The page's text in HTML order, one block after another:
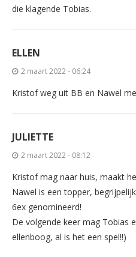
die klagende Tobias.
ELLEN
2 maart 2022 - 06:24
Kristof weg uit BB en Nawel
JULIETTE
2 maart 2022 - 08:12
Kristof mag naar huis, maakt
Nawel is een topper,
6ex genomineerd!
De volgende keer mag Tobias
ellenboog, al is het een spel!!)